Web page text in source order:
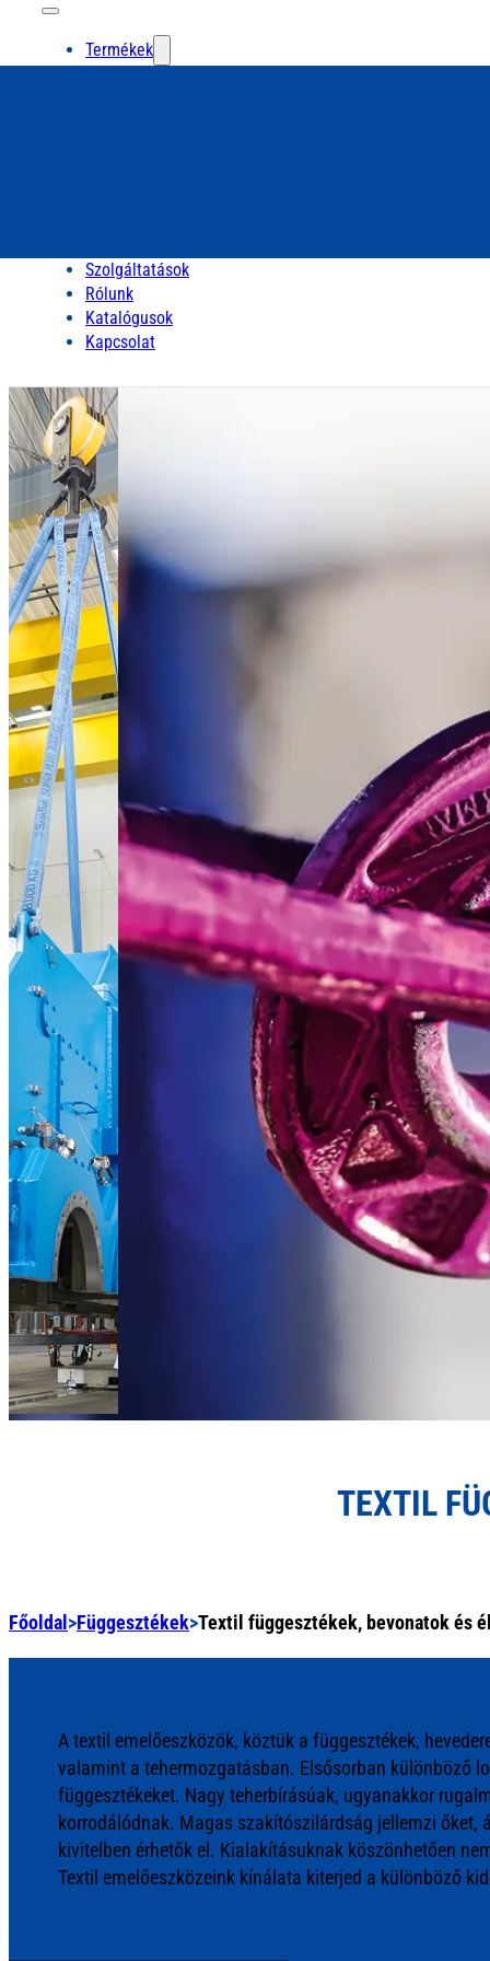
Termékek
Szolgáltatások
Rólunk
Katalógusok
Kapcsolat
TEXTIL
Főoldal>Függesztékek>Textil függesztékek, bevonatok és
A textil emelőeszközök, köztük a függesztékek,
valamint a tehermozgatásban. Elsősorban különböző
függesztékeket. Nagy teherbírásúak, ugyanakkor
korrodálódnak. Magas szakítószilárdság jellemzi
kivitelben érhetők el. Kialakításuknak köszönhetően
Textil emelőeszközeink kínálata kiterjed a különböző